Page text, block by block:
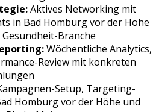
Aktives Networking mit
in Bad Homburg vor der Höhe
-Branche
Wöchentliche Analytics,
Review mit konkreten
Setup, Targeting-
Homburg vor der Höhe und